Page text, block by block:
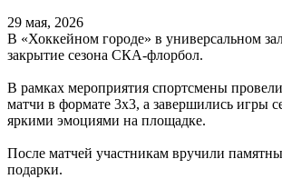
29 мая, 2026
В «Хоккейном городе» в универсальном
закрытие сезона СКА-флорбол.
В рамках мероприятия спортсмены
матчи в формате 3х3, а завершились игры
яркими эмоциями на площадке.
После матчей участникам вручили
подарки.